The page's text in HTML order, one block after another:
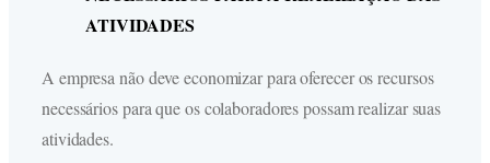
ATIVIDADES
A empresa não deve economizar para oferecer os recursos
necessários para que os colaboradores possam realizar suas
atividades.